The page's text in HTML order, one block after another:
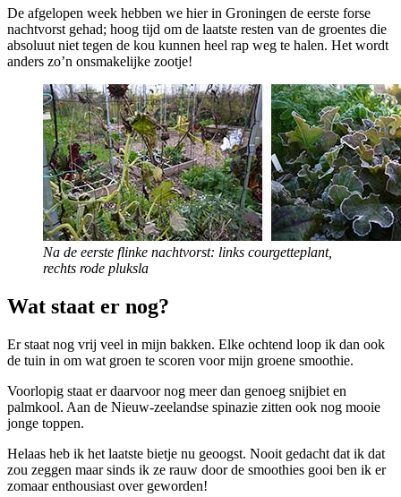
De afgelopen week hebben we hier in Groningen de eerste forse
nachtvorst gehad; hoog tijd om de laatste resten van de groentes die
absoluut niet tegen de kou kunnen heel rap weg te halen. Het wordt
anders zo’n onsmakelijke zootje!
Na de eerste flinke nachtvorst: links courgetteplant,
rechts rode pluksla
Wat staat er nog?
Er staat nog vrij veel in mijn bakken. Elke ochtend loop ik dan ook
de tuin in om wat groen te scoren voor mijn groene smoothie.
Voorlopig staat er daarvoor nog meer dan genoeg snijbiet en
palmkool. Aan de Nieuw-zeelandse spinazie zitten ook nog mooie
jonge toppen.
Helaas heb ik het laatste bietje nu geoogst. Nooit gedacht dat ik dat
zou zeggen maar sinds ik ze rauw door de smoothies gooi ben ik er
zomaar enthousiast over geworden!